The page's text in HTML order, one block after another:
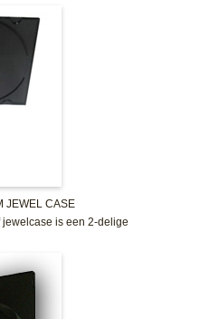
JEWEL CASE
is een 2-delige